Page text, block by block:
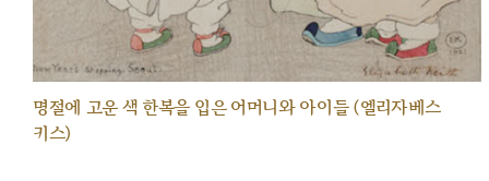
명절에 고운 색 한복을 입은 어머니와 아이들 (엘리자베스
키스)